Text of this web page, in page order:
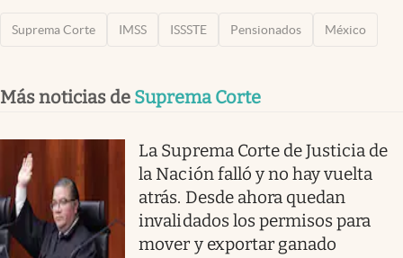
Suprema Corte IMSS ISSSTE Pensionados México
Más noticias de Suprema Corte
La Suprema Corte de Justicia de
la Nación falló y no hay vuelta
atrás. Desde ahora quedan
invalidados los permisos para
mover y exportar ganado